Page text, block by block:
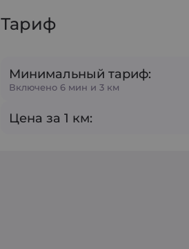
Тариф
Минимальный тариф:
Включено 6 мин и 3 км
Цена за 1 км: